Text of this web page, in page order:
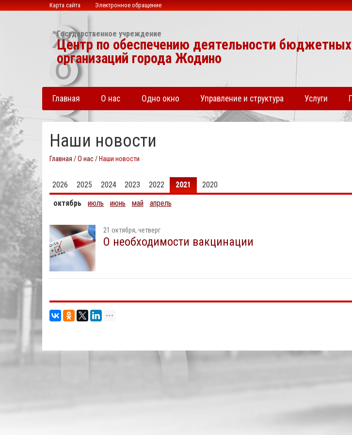
Карта сайта Электронное обращение
Государственное учреждение
Центр по обеспечению деятельности бюджетных
организаций города Жодино
Главная О нас Одно окно Управление и структура Услуги
Наши новости
Главная /О нас/ Наши новости
2026 2025 2024 2023 2022 2021
2020
октябрь
июль июнь май апрель
21 октября, четверг
О необходимости вакцинации